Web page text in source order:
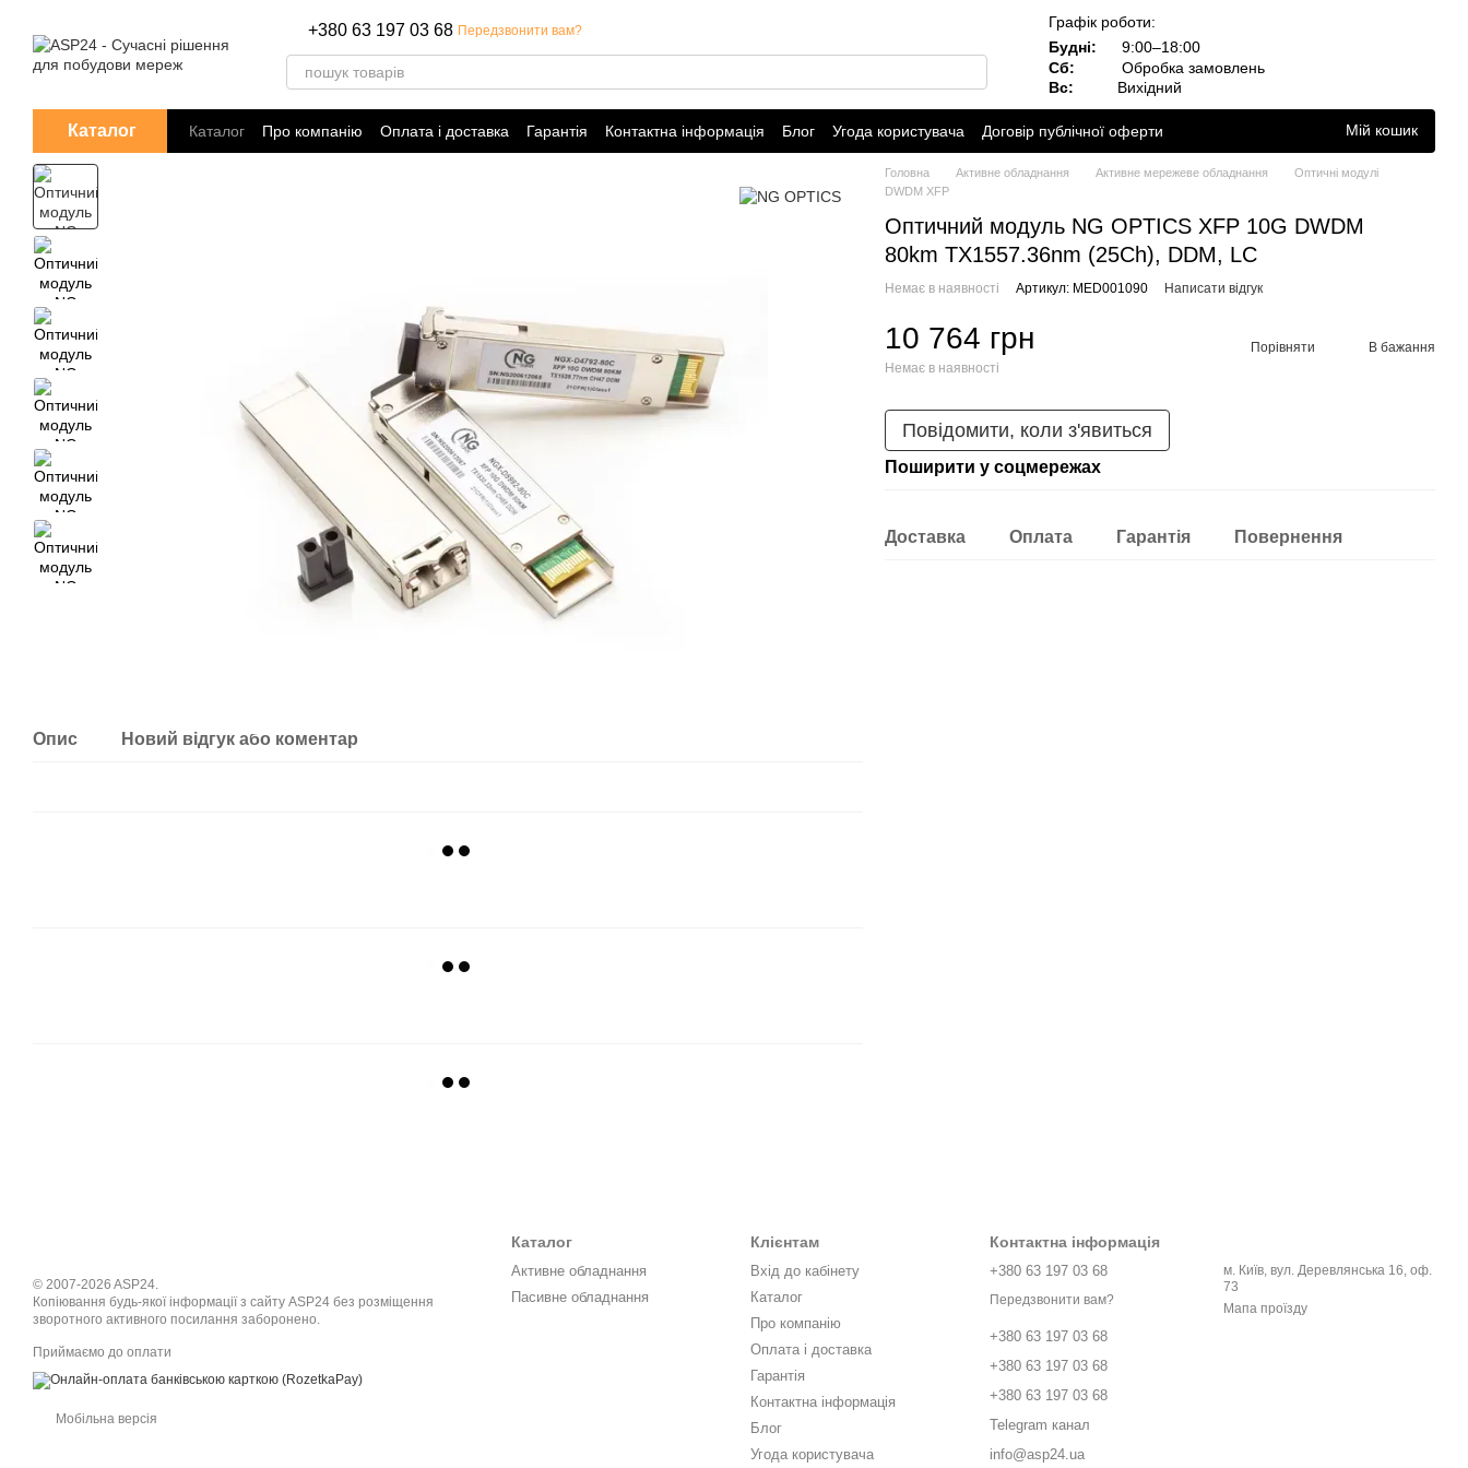
+380 63 197 03 68 Передзвонити вам?
Графік роботи:
Будні:
9:00–18:00
Сб:
Обробка замовлень
Вс:
Вихідний
Каталог Каталог Про компанію Оплата і доставка Гарантія Контактна інформація Блог Угода користувача
Договір публічної оферти
Політика конфіденційності
Мій кошик
Опис Новий відгук або коментар
Головна Активне обладнання Активне мережеве обладнання
Оптичні модулі
DWDM XFP
Оптичний модуль NG OPTICS XFP 10G DWDM
80km TX1557.36nm (25Ch), DDM, LC
Немає в наявності Артикул: MED001090 Написати відгук
10 764 грн
Немає в наявності
Порівняти В бажання
Повідомити, коли з'явиться
Поширити у соцмережах
Доставка Оплата Гарантія Повернення
© 2007-2026 ASP24.
Копіювання будь-якої інформації з сайту ASP24 без розміщення
зворотного активного посилання заборонено.
Приймаємо до оплати
Мобільна версія
Каталог
Активне обладнання
Пасивне обладнання
Клієнтам
Вхід до кабінету
Каталог
Про компанію
Оплата і доставка
Гарантія
Контактна інформація
Блог
Угода користувача
Контактна інформація
+380 63 197 03 68
Передзвонити вам?
+380 63 197 03 68
+380 63 197 03 68
+380 63 197 03 68
Telegram канал
info@asp24.ua
м. Київ, вул. Деревлянська 16, оф.
73
Мапа проїзду